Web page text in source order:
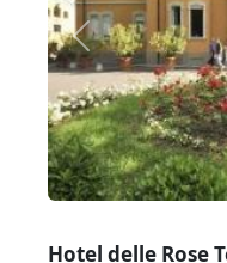
Zurück
Hotel delle Rose